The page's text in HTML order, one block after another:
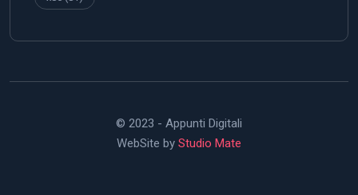
© 2023 - Appunti Digitali
WebSite by Studio Mate